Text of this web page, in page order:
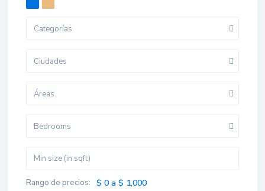
Categorías
Ciudades
Áreas
Bedrooms
Rango de precios: $ 0 a $ 1,000